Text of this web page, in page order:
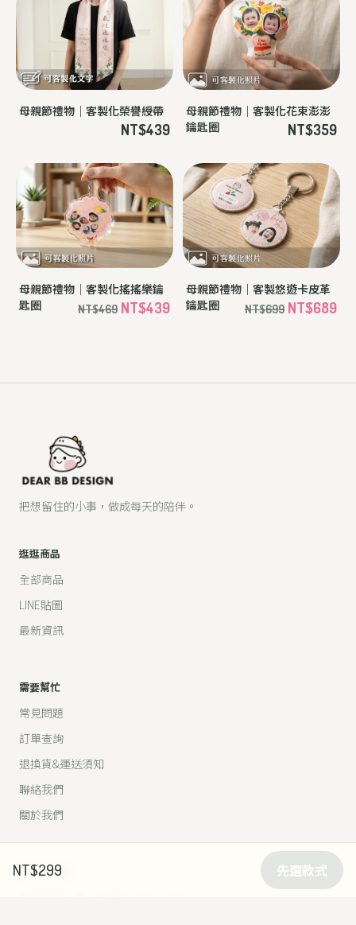
母親節禮物｜客製化榮譽綬帶
NT$439
母親節禮物｜客製化花束澎澎
鑰匙圈
NT$359
母親節禮物｜客製化搖搖樂鑰
匙圈
NT$469 NT$439
母親節禮物｜客製悠遊卡皮革
鑰匙圈
NT$699 NT$689
NT$299 先選款式
把想留住的小事，做成每天的陪伴。
逛逛商品
全部商品
LINE貼圖
最新資訊
需要幫忙
常見問題
訂單查詢
退換貨&運送須知
聯絡我們
關於我們
和我們聊聊